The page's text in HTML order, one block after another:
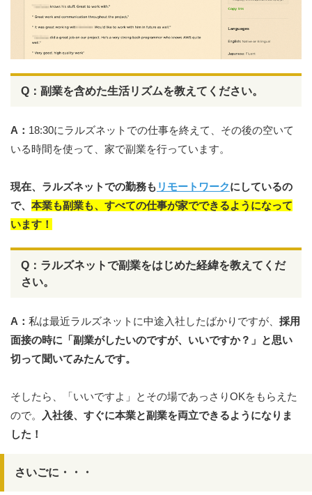
Q：副業を含めた生活リズムを教えてください。
A： 18:30にラルズネットでの仕事を終えて、その後の空いて
いる時間を使って、家で副業を行っています。
現在、ラルズネットでの勤務も リモートワークにしているの
で、 本業も副業も、すべての仕事が家でできるようになって
います！
Q：ラルズネットで副業をはじめた経緯を教えてくだ
さい。
A： 私は最近ラルズネットに中途入社したばかりですが、 採用
面接の時に「副業がしたいのですが、いいですか？」と思い
切って聞いてみたんです。
そしたら、「いいですよ」とその場であっさりOKをもらえた
ので。
入社後、 すぐに本業と副業を両立できるようになりま
した！
さいごに・・・